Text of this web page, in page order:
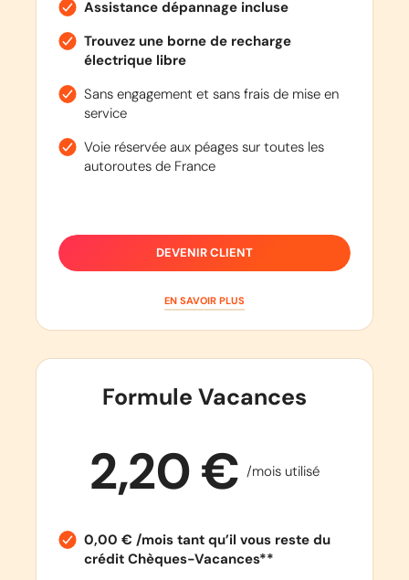
Assistance dépannage incluse
Trouvez une borne de recharge
électrique libre
Sans engagement et sans frais de mise en
service
Voie réservée aux péages sur toutes les
autoroutes de France
DEVENIR CLIENT
EN SAVOIR PLUS
Formule Vacances
2,20 € /mois utilisé
0,00 € /mois tant qu’il vous reste du
crédit Chèques-Vacances**